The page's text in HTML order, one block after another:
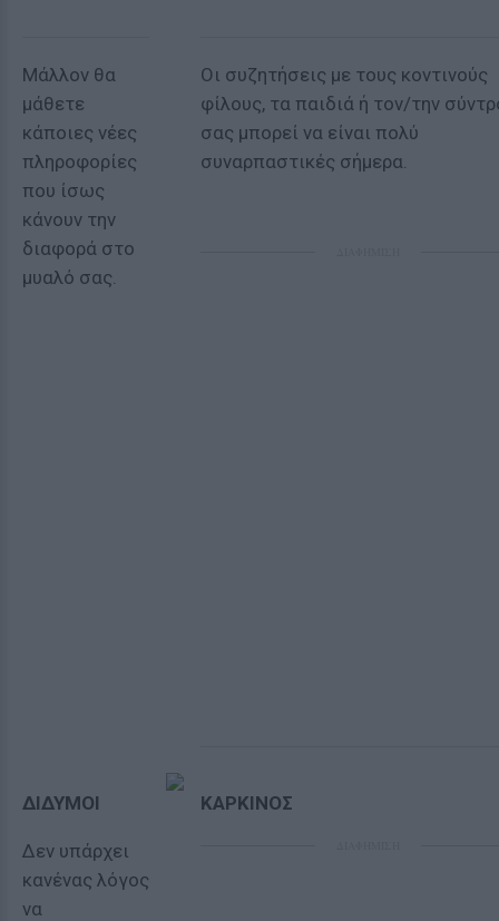
Μάλλον θα
μάθετε
κάποιες νέες
πληροφορίες
που ίσως
κάνουν την
διαφορά στο
μυαλό σας.
Οι συζητήσεις με τους κοντινούς
φίλους, τα παιδιά ή τον/την
σας μπορεί να είναι πολύ
συναρπαστικές σήμερα.
ΔΙΔΥΜΟΙ
Δεν υπάρχει
κανένας λόγος
να
ΚΑΡΚΙΝΟΣ